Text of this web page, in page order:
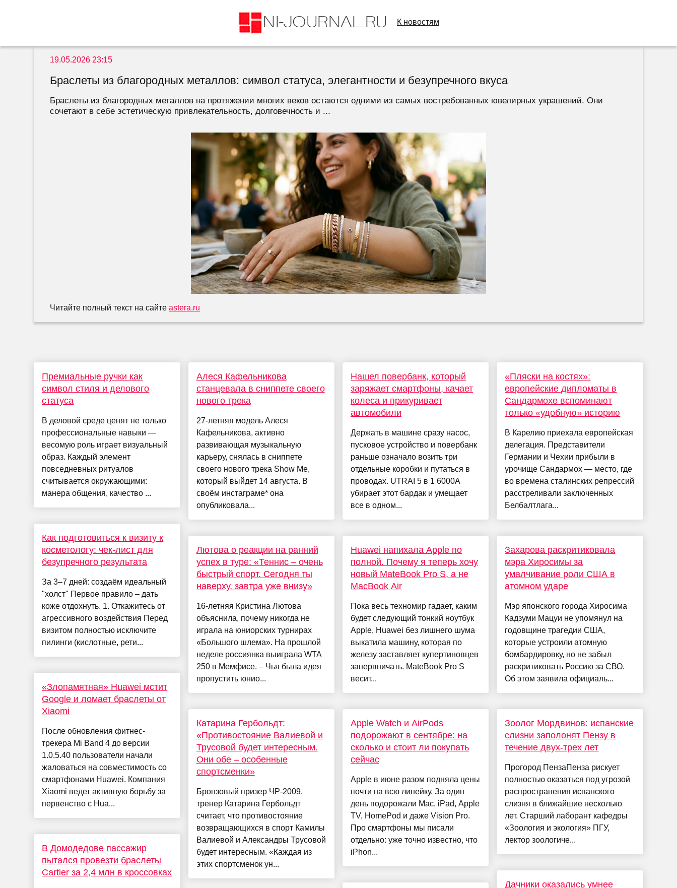
К новостям
19.05.2026 23:15
Браслеты из благородных металлов: символ статуса, элегантности и безупречного вкуса
Браслеты из благородных металлов на протяжении многих веков остаются одними из самых востребованных ювелирных украшений. Они
сочетают в себе эстетическую привлекательность, долговечность и ...
Читайте полный текст на сайтеastera.ru
Премиальные ручки как
символ стиля и делового
статуса
В деловой среде ценят не только
профессиональные навыки —
весомую роль играет визуальный
образ. Каждый элемент
повседневных ритуалов
считывается окружающими:
манера общения, качество ...
Как подготовиться к визиту к
косметологу: чек-лист для
безупречного результата
За 3–7 дней: создаём идеальный
"холст" Первое правило – дать
коже отдохнуть. 1. Откажитесь от
агрессивного воздействия Перед
визитом полностью исключите
пилинги (кислотные, рети...
«Злопамятная» Huawei мстит
Google и ломает браслеты от
Xiaomi
После обновления фитнес-
трекера Mi Band 4 до версии
1.0.5.40 пользователи начали
жаловаться на совместимость со
смартфонами Huawei. Компания
Xiaomi ведет активную борьбу за
первенство с Hua...
В Домодедове пассажир
пытался провезти браслеты
Cartier за 2,4 млн в кроссовках
Алеся Кафельникова
станцевала в сниппете своего
нового трека
27-летняя модель Алеся
Кафельникова, активно
развивающая музыкальную
карьеру, снялась в сниппете
своего нового трека Show Me,
который выйдет 14 августа. В
своём инстаграме* она
опубликовала...
Лютова о реакции на ранний
успех в туре: «Теннис – очень
быстрый спорт. Сегодня ты
наверху, завтра уже внизу»
16-летняя Кристина Лютова
объяснила, почему никогда не
играла на юниорских турнирах
«Большого шлема». На прошлой
неделе россиянка выиграла WTA
250 в Мемфисе. – Чья была идея
пропустить юнио...
Катарина Гербольдт:
«Противостояние Валиевой и
Трусовой будет интересным.
Они обе – особенные
спортсменки»
Бронзовый призер ЧР-2009,
тренер Катарина Гербольдт
считает, что противостояние
возвращающихся в спорт Камилы
Валиевой и Александры Трусовой
будет интересным. «Каждая из
этих спортсменок ун...
Нашел повербанк, который
заряжает смартфоны, качает
колеса и прикуривает
автомобили
Держать в машине сразу насос,
пусковое устройство и повербанк
раньше означало возить три
отдельные коробки и путаться в
проводах. UTRAI 5 в 1 6000A
убирает этот бардак и умещает
все в одном...
Huawei напихала Apple по
полной. Почему я теперь хочу
новый MateBook Pro S, а не
MacBook Air
Пока весь техномир гадает, каким
будет следующий тонкий ноутбук
Apple, Huawei без лишнего шума
выкатила машину, которая по
железу заставляет купертиновцев
занервничать. MateBook Pro S
весит...
Apple Watch и AirPods
подорожают в сентябре: на
сколько и стоит ли покупать
сейчас
Apple в июне разом подняла цены
почти на всю линейку. За один
день подорожали Mac, iPad, Apple
TV, HomePod и даже Vision Pro.
Про смартфоны мы писали
отдельно: уже точно известно, что
iPhon...
«Пляски на костях»:
европейские дипломаты в
Сандармохе вспоминают
только «удобную» историю
В Карелию приехала европейская
делегация. Представители
Германии и Чехии прибыли в
урочище Сандармох — место, где
во времена сталинских репрессий
расстреливали заключенных
Белбалтлага...
Захарова раскритиковала
мэра Хиросимы за
умалчивание роли США в
атомном ударе
Мэр японского города Хиросима
Кадзуми Мацуи не упомянул на
годовщине трагедии США,
которые устроили атомную
бомбардировку, но не забыл
раскритиковать Россию за СВО.
Об этом заявила официаль...
Зоолог Мордвинов: испанские
слизни заполонят Пензу в
течение двух-трех лет
Прогород ПензаПенза рискует
полностью оказаться под угрозой
распространения испанского
слизня в ближайшие несколько
лет. Старший лаборант кафедры
«Зоология и экология» ПГУ,
лектор зоологиче...
Дачники оказались умнее